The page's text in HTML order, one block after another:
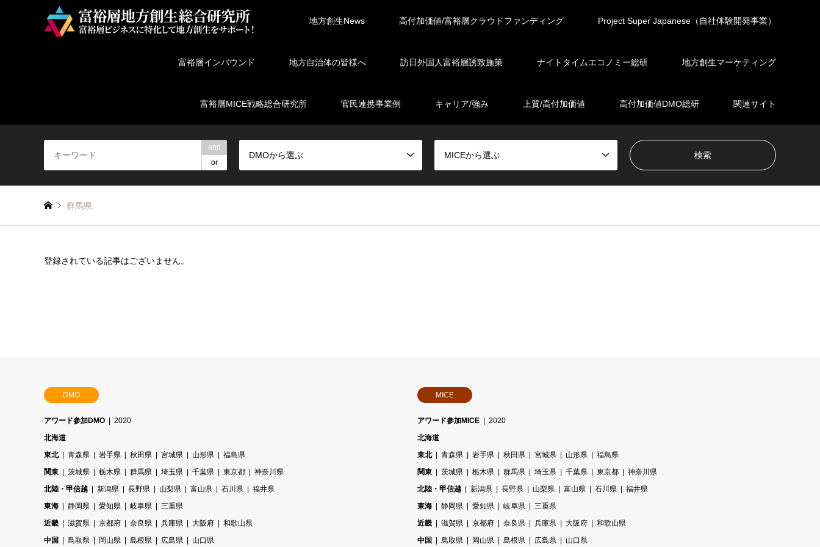
地方創生News 高付加価値/富裕層クラウドファンディング Project Super Japanese（自社体験開発事業）
富裕層インバウンド 地方自治体の皆様へ 訪日外国人富裕層誘致施策 ナイトタイムエコノミー総研 地方創生マーケティング
富裕層MICE戦略総合研究所 官民連携事業例 キャリア/強み 上質/高付加価値 高付加価値DMO総研 関連サイト
and
or
DMOから選ぶ MICEから選ぶ
群馬県
登録されている記事はございません。
DMO
アワード参加DMO
2020
北海道
東北
青森県 岩手県 秋田県 宮城県 山形県
福島県
関東
茨城県 栃木県 群馬県 埼玉県 千葉県 東京都
神奈川県
北陸・甲信越
新潟県 長野県 山梨県 富山県 石川県
福井県
東海
静岡県 愛知県 岐阜県
三重県
近畿
滋賀県 京都府 奈良県 兵庫県 大阪府
和歌山県
中国
鳥取県 岡山県 島根県 広島県 山口県
MICE
アワード参加MICE
2020
北海道
東北
青森県 岩手県 秋田県 宮城県 山形県
福島県
関東
茨城県 栃木県 群馬県 埼玉県 千葉県 東京都
神奈川県
北陸・甲信越
新潟県 長野県 山梨県 富山県 石川県
福井県
東海
静岡県 愛知県 岐阜県
三重県
近畿
滋賀県 京都府 奈良県 兵庫県 大阪府
和歌山県
中国
鳥取県 岡山県 島根県 広島県 山口県